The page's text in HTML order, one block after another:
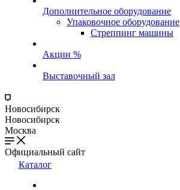
Дополнительное оборудование
Упаковочное оборудование
Стреппинг машины
Акции %
Выставочный зал
Новосибирск
Новосибирск
Москва
Официальный сайт
Каталог